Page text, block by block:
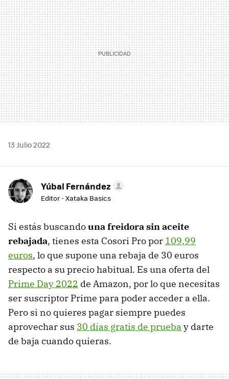
13 Julio 2022
Yúbal Fernández
Editor - Xataka Basics
Si estás buscandouna freidora sin aceite
rebajada, tienes esta Cosori Pro por 109,99
euros, lo que supone una rebaja de 30 euros
respecto a su precio habitual. Es una oferta del
Prime Day 2022 de Amazon, por lo que necesitas
ser suscriptor Prime para poder acceder a ella.
Pero si no quieres pagar siempre puedes
aprovechar sus 30 días gratis de prueba y darte
de baja cuando quieras.